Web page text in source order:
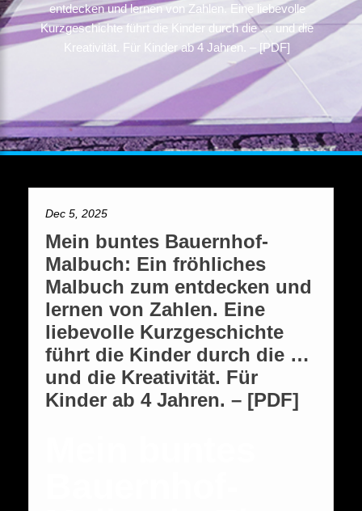
entdecken und lernen von Zahlen. Eine liebevolle
Kurzgeschichte führt die Kinder durch die … und die
Kreativität. Für Kinder ab 4 Jahren. – [PDF]
Dec 5, 2025
Mein buntes Bauernhof-
Malbuch: Ein fröhliches
Malbuch zum entdecken und
lernen von Zahlen. Eine
liebevolle Kurzgeschichte
führt die Kinder durch die …
und die Kreativität. Für
Kinder ab 4 Jahren. – [PDF]